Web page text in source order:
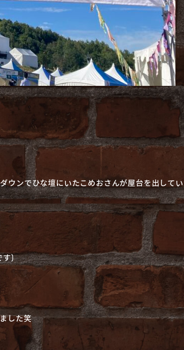
ウンでひな壇にいたこめおさんが屋台を出してい
です)
した笑